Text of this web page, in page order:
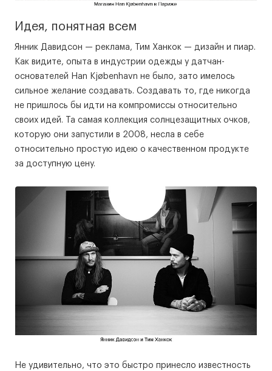
Идея, понятная всем
Янник Давидсон — реклама, Тим Ханкок — дизайн и пиар.
Как видите, опыта в индустрии одежды у датчан-
основателей Han Kjøbenhavn не было, зато имелось
сильное желание создавать. Создавать то, где никогда
не пришлось бы идти на компромиссы относительно
своих идей. Та самая коллекция солнцезащитных очков,
которую они запустили в 2008, несла в себе
относительно простую идею о качественном продукте
за доступную цену.
Не удивительно, что это быстро принесло известность